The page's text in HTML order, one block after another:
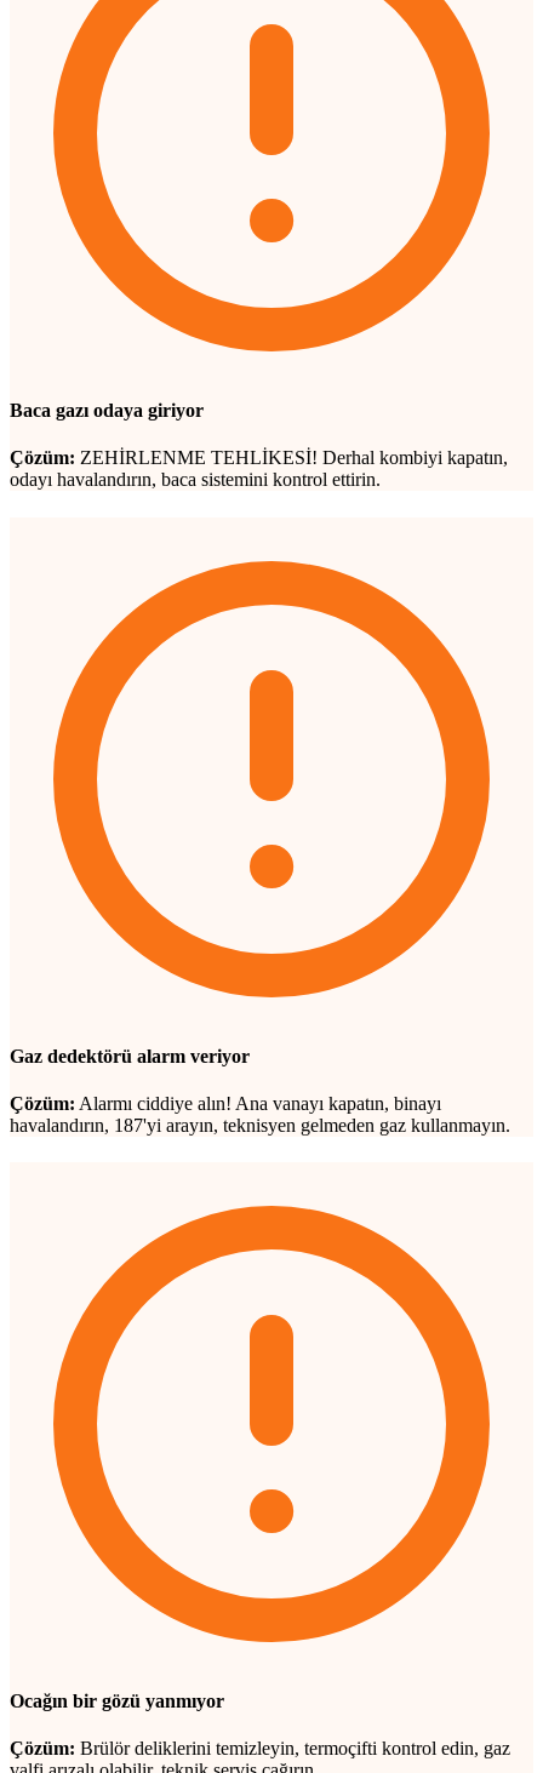
Baca gazı odaya giriyor
Çözüm: ZEHİRLENME TEHLİKESİ! Derhal kombiyi kapatın,
odayı havalandırın, baca sistemini kontrol ettirin.
Gaz dedektörü alarm veriyor
Çözüm: Alarmı ciddiye alın! Ana vanayı kapatın, binayı
havalandırın, 187'yi arayın, teknisyen gelmeden gaz kullanmayın.
Ocağın bir gözü yanmıyor
Çözüm: Brülör deliklerini temizleyin, termoçifti kontrol edin, gaz